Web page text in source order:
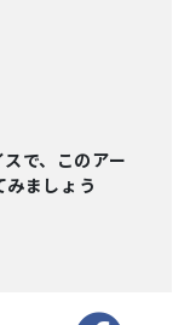
で、このアー
みましょう